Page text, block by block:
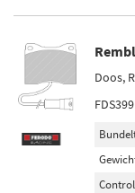
Doos,
FDS399